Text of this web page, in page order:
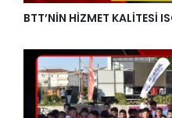
BTT’NİN HİZMET KALİTESİ